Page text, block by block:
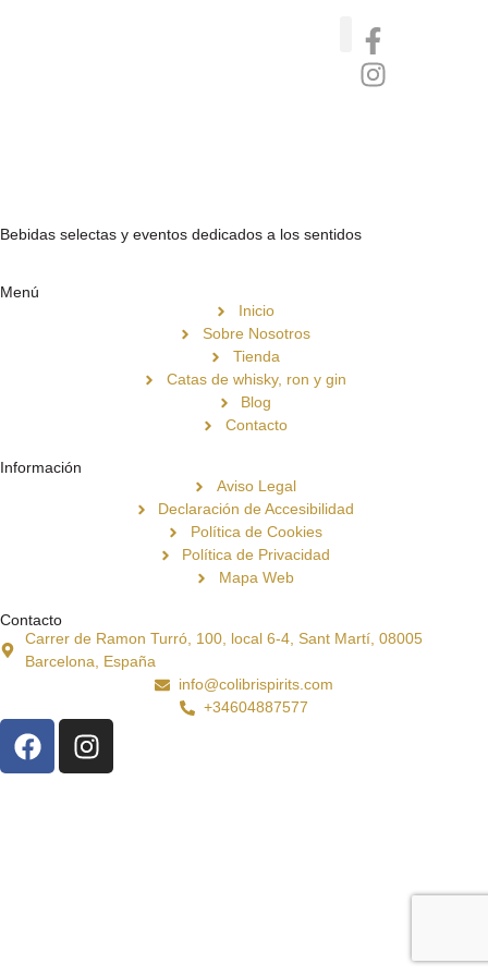
Bebidas selectas y eventos dedicados a los sentidos
Menú
Inicio
Sobre Nosotros
Tienda
Catas de whisky, ron y gin
Blog
Contacto
Información
Aviso Legal
Declaración de Accesibilidad
Política de Cookies
Política de Privacidad
Mapa Web
Contacto
Carrer de Ramon Turró, 100, local 6-4, Sant Martí, 08005
Barcelona, España
info@colibrispirits.com
+34604887577